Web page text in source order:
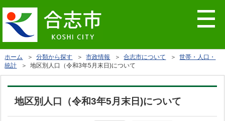
ホーム ＞分類から探す ＞市政情報 ＞合志市について ＞世帯・人口・
統計 ＞ 地区別人口（令和3年5月末日)について
地区別人口（令和3年5月末日)について